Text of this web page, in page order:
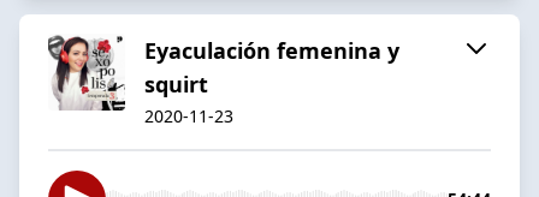
Eyaculación femenina y
squirt
2020-11-23